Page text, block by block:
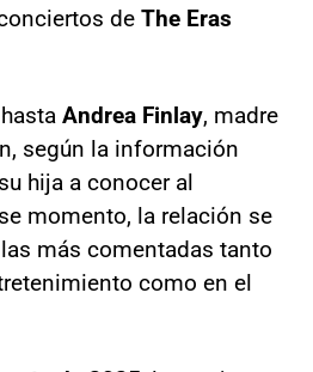
de The Eras
Andrea Finlay, madre
según la información
hija a conocer al
momento, la relación se
más comentadas tanto
como en el